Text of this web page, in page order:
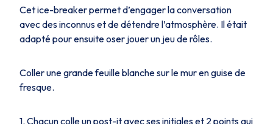
Cet ice-breaker permet d’engager la conversation
avec des inconnus et de détendre l’atmosphère. Il était
adapté pour ensuite oser jouer un jeu de rôles.
Coller une grande feuille blanche sur le mur en guise de
fresque.
1. Chacun colle un post-it avec ses initiales et 2 points qui